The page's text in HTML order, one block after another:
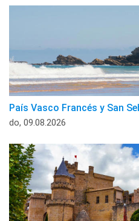
País Vasco Francés y San
do, 09.08.2026